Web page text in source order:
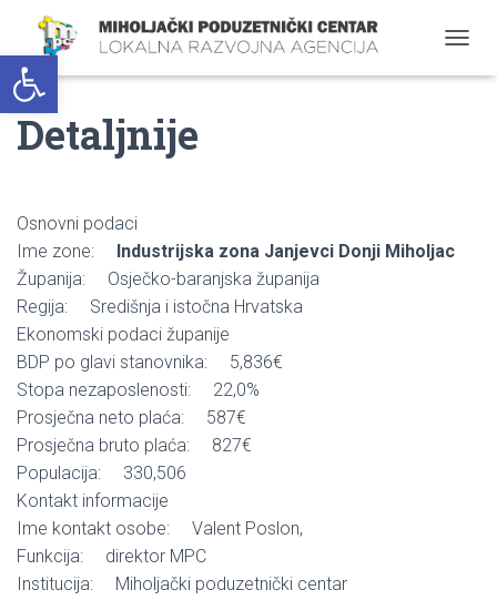
Open toolbar
O
Detaljnije
Osnovni podaci
Ime zone: Industrijska zona Janjevci Donji Miholjac
Županija: Osječko-baranjska županija
Regija: Središnja i istočna Hrvatska
Ekonomski podaci županije
BDP po glavi stanovnika: 5,836€
Stopa nezaposlenosti: 22,0%
Prosječna neto plaća: 587€
Prosječna bruto plaća: 827€
Populacija: 330,506
Kontakt informacije
Ime kontakt osobe: Valent Poslon,
Funkcija: direktor MPC
Institucija: Miholjački poduzetnički centar